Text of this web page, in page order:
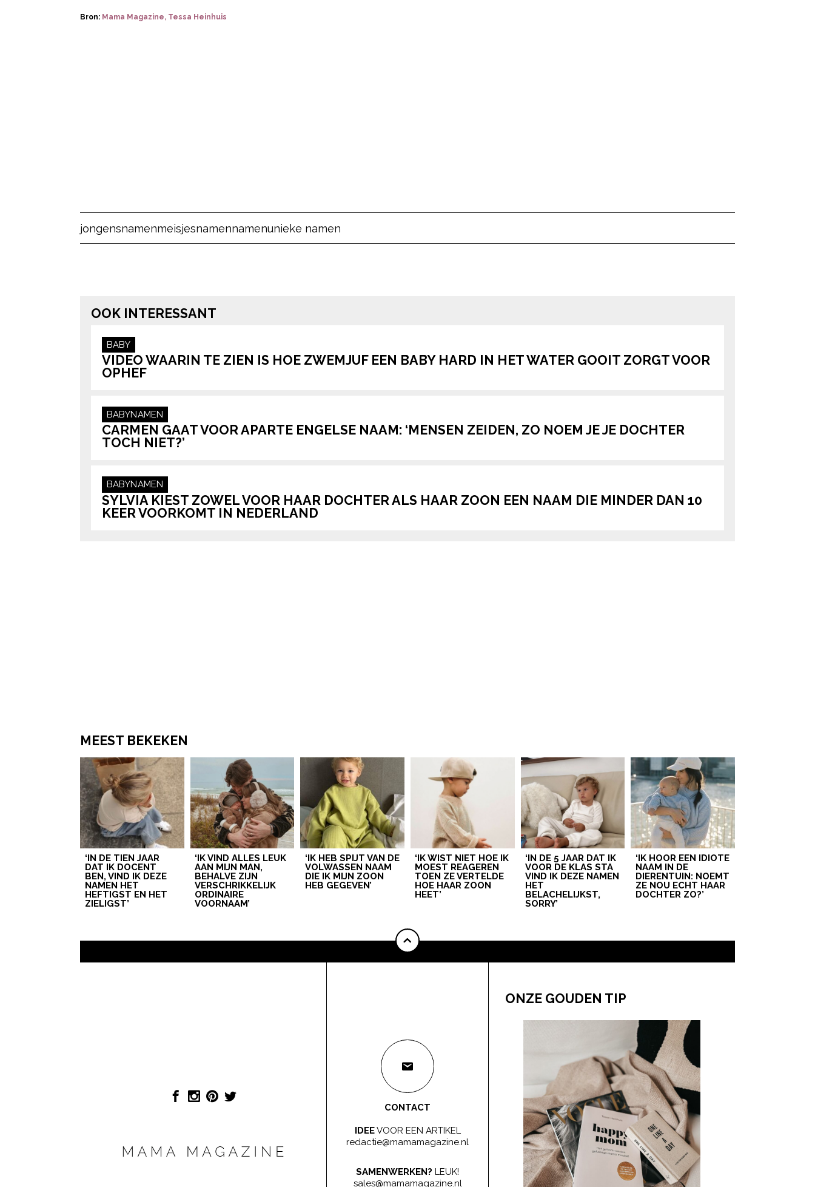
Bron: Mama Magazine, Tessa Heinhuis
jongensnamenmeisjesnamennamenunieke namen
OOK INTERESSANT
BABY
VIDEO WAARIN TE ZIEN IS HOE ZWEMJUF EEN BABY HARD IN HET WATER GOOIT ZORGT VOOR
OPHEF
BABYNAMEN
CARMEN GAAT VOOR APARTE ENGELSE NAAM: ‘MENSEN ZEIDEN, ZO NOEM JE JE DOCHTER
TOCH NIET?’
BABYNAMEN
SYLVIA KIEST ZOWEL VOOR HAAR DOCHTER ALS HAAR ZOON EEN NAAM DIE MINDER DAN 10
KEER VOORKOMT IN NEDERLAND
MEEST BEKEKEN
‘IN DE TIEN JAAR
DAT IK DOCENT
BEN, VIND IK DEZE
NAMEN HET
HEFTIGST EN HET
ZIELIGST’
‘IK VIND ALLES LEUK
AAN MIJN MAN,
BEHALVE ZIJN
VERSCHRIKKELIJK
ORDINAIRE
VOORNAAM’
‘IK HEB SPIJT VAN DE
VOLWASSEN NAAM
DIE IK MIJN ZOON
HEB GEGEVEN’
‘IK WIST NIET HOE IK
MOEST REAGEREN
TOEN ZE VERTELDE
HOE HAAR ZOON
HEET’
‘IN DE 5 JAAR DAT IK
VOOR DE KLAS STA
VIND IK DEZE NAMEN
HET
BELACHELIJKST,
SORRY’
‘IK HOOR EEN IDIOTE
NAAM IN DE
DIERENTUIN: NOEMT
ZE NOU ECHT HAAR
DOCHTER ZO?’
CONTACT
IDEEVOOR EEN ARTIKEL
redactie@mamamagazine.nl
SAMENWERKEN? LEUK!
sales@mamamagazine.nl
ONZE GOUDEN TIP